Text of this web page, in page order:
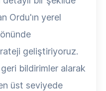
Ordu'ın yerel
geliştiriyoruz.
bildirimler alarak
üst seviyede